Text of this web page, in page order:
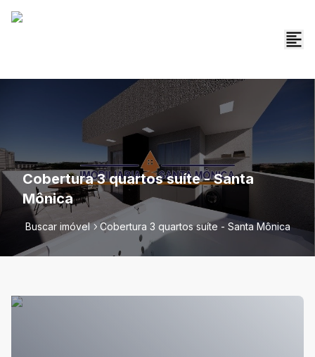
Cobertura 3 quartos suíte - Santa
Mônica
Buscar imóvel Cobertura 3 quartos suíte - Santa Mônica